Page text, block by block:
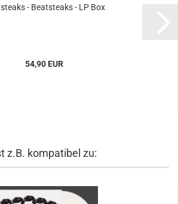
- Beatsteaks - LP Box
54,90 EUR
z.B. kompatibel zu: